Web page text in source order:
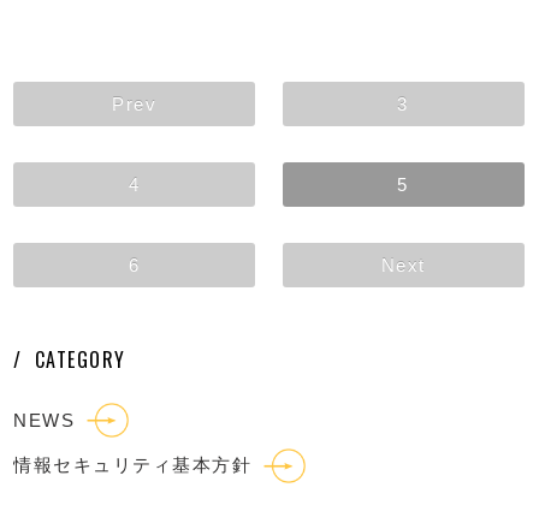
Prev 3
4 5
6 Next
CATEGORY
NEWS
情報セキュリティ基本方針